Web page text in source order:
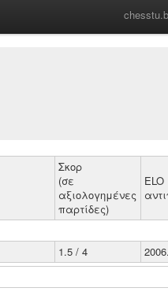
Σκορ
(σε
αξιολογημένες
παρτίδες)
ELO
1.5 / 4